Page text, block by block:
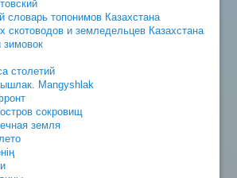
словарь топонимов Казахстана
скотоводов и земледельцев Казахстана
зимовок
столетий
Mangyshlak
сокровищ
земля